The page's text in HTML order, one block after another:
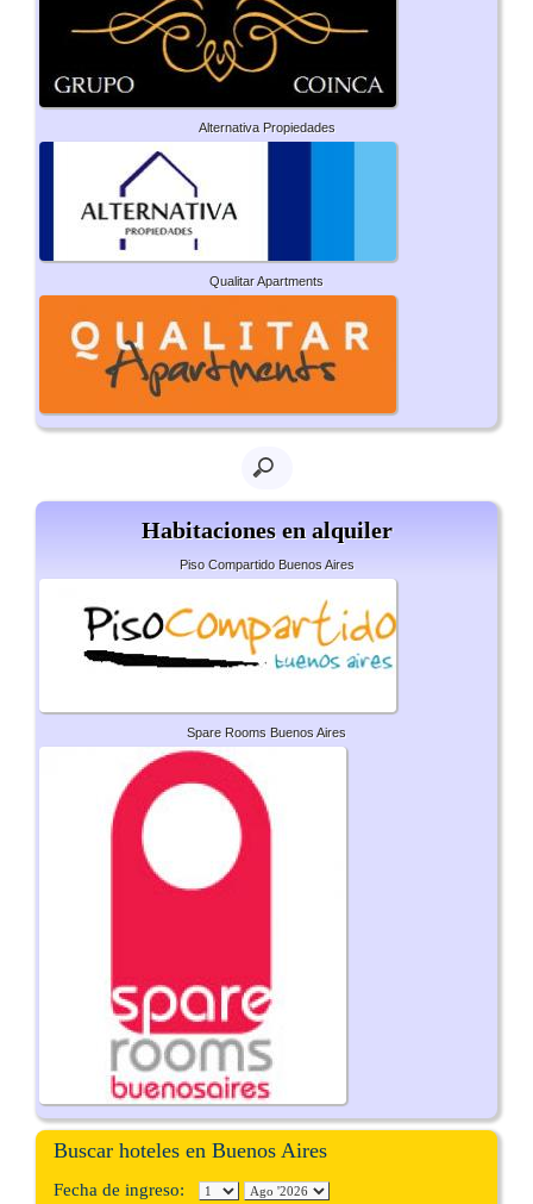
Alternativa Propiedades
Qualitar Apartments
Habitaciones en alquiler
Piso Compartido Buenos Aires
Spare Rooms Buenos Aires
Buscar hoteles en Buenos Aires
Fecha de ingreso: